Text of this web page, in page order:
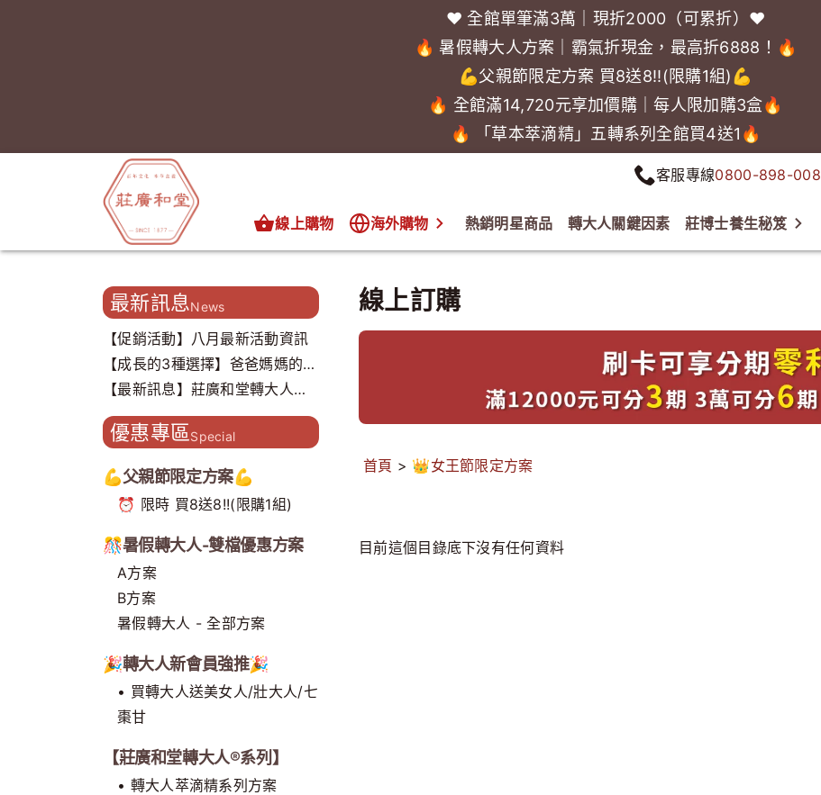
❤️ 全館單筆滿3萬｜現折2000（可累折）❤️
🔥 暑假轉大人方案｜霸氣折現金，最高折6888！🔥
💪父親節限定方案 買8送8!!(限購1組)💪
🔥 全館滿14,720元享加價購｜每人限加購3盒🔥
🔥 「草本萃滴精」五轉系列全館買4送1🔥
客服專線0800-898-008
線上購物 海外購物 熱銷明星商品 轉大人關鍵因素 莊博士養生秘笈
最新訊息News
【促銷活動】八月最新活動資訊
【成長的3種選擇】爸爸媽媽的心
聲，我們都聽到了..
【最新訊息】莊廣和堂轉大人打
造主題門市 開創補養新型態
優惠專區Special
💪父親節限定方案💪
⏰ 限時 買8送8!!(限購1組)
🎊暑假轉大人-雙檔優惠方案
A方案
B方案
暑假轉大人 - 全部方案
🎉轉大人新會員強推🎉
• 買轉大人送美女人/壯大人/七
棗甘
【莊廣和堂轉大人®系列】
• 轉大人萃滴精系列方案
線上訂購
首頁 > 👑女王節限定方案
目前這個目錄底下沒有任何資料